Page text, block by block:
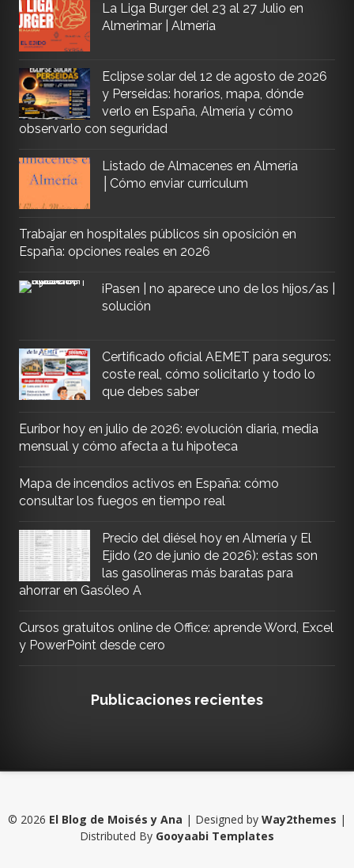
La Liga Burger del 23 al 27 Julio en
Almerimar | Almería
Eclipse solar del 12 de agosto de 2026
y Perseidas: horarios, mapa, dónde
verlo en España, Almería y cómo
observarlo con seguridad
Listado de Almacenes en Almería
│Cómo enviar curriculum
Trabajar en hospitales públicos sin oposición en
España: opciones reales en 2026
iPasen | no aparece uno de los hijos/as |
solución
Certificado oficial AEMET para seguros:
coste real, cómo solicitarlo y todo lo
que debes saber
Euríbor hoy en julio de 2026: evolución diaria, media
mensual y cómo afecta a tu hipoteca
Mapa de incendios activos en España: cómo
consultar los fuegos en tiempo real
Precio del diésel hoy en Almería y El
Ejido (20 de junio de 2026): estas son
las gasolineras más baratas para
ahorrar en Gasóleo A
Cursos gratuitos online de Office: aprende Word, Excel
y PowerPoint desde cero
Publicaciones recientes
© 2026 El Blog de Moisés y Ana | Designed by Way2themes |
Distributed By Gooyaabi Templates